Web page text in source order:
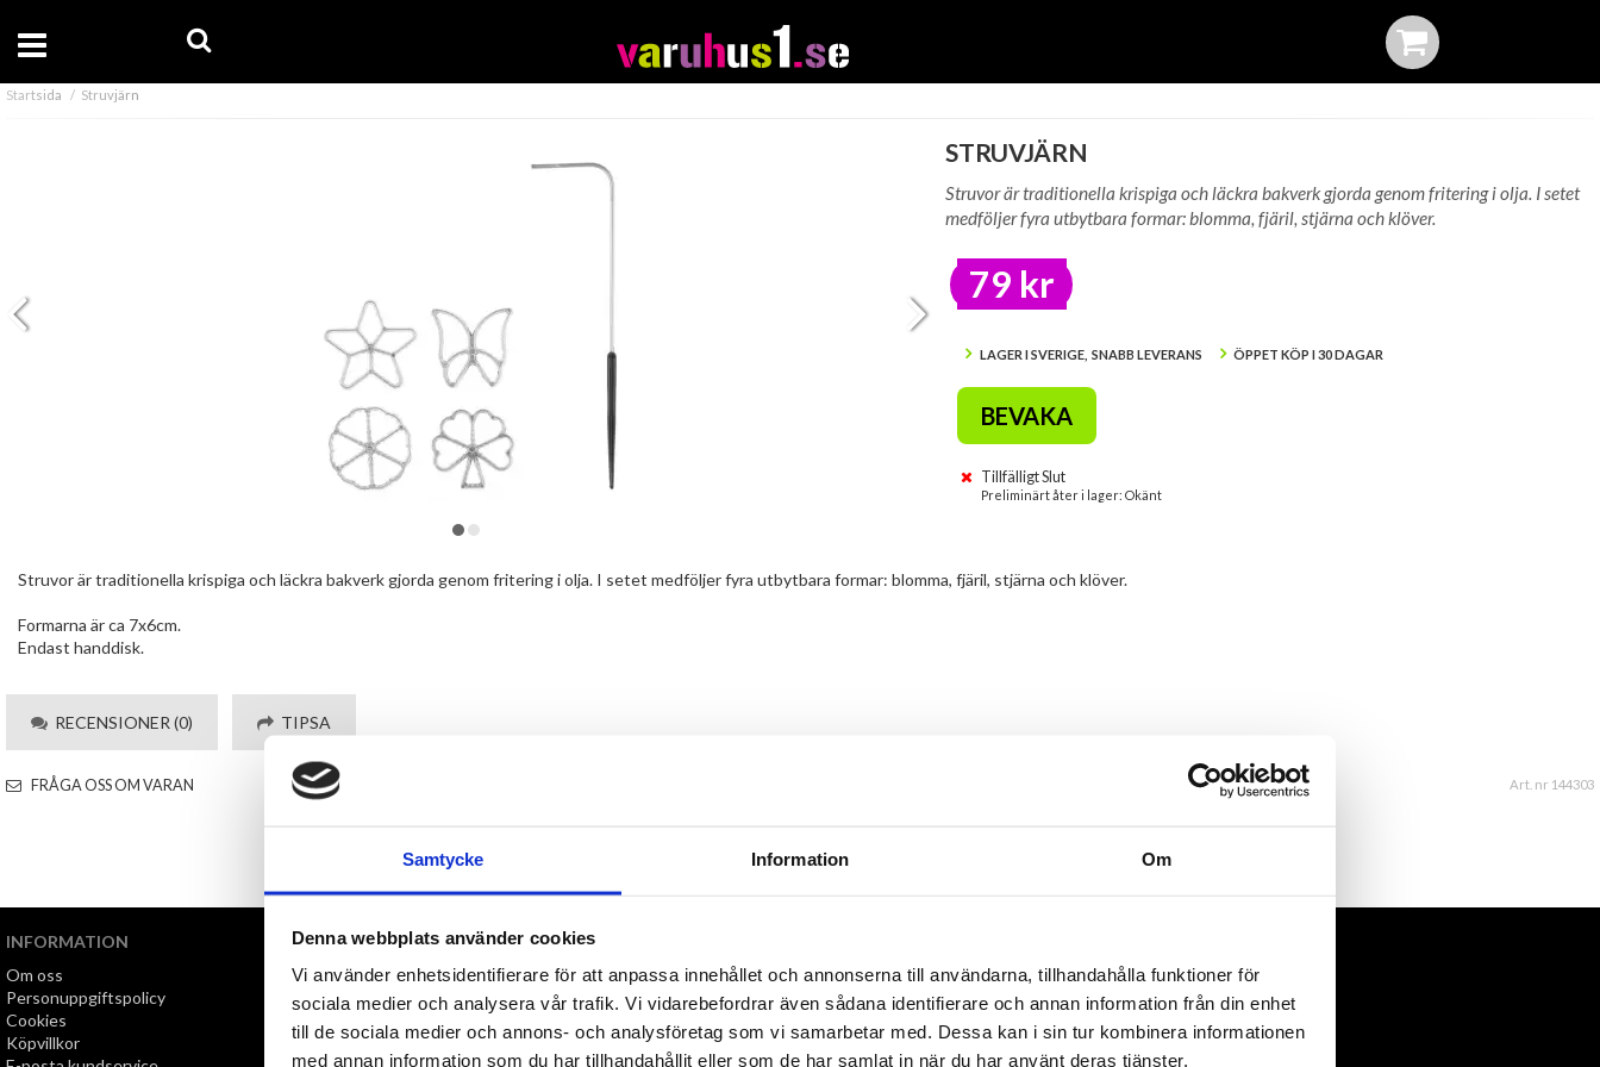
Samtycke Information Om
Denna webbplats använder cookies
Vi använder enhetsidentifierare för att anpassa innehållet och annonserna till användarna, tillhandahålla funktioner för
sociala medier och analysera vår trafik. Vi vidarebefordrar även sådana identifierare och annan information från din enhet
till de sociala medier och annons- och analysföretag som vi samarbetar med. Dessa kan i sin tur kombinera informationen
med annan information som du har tillhandahållit eller som de har samlat in när du har använt deras tjänster.
Startsida Struvjärn
STRUVJÄRN
Struvor är traditionella krispiga och läckra bakverk gjorda genom fritering i olja. I setet
medföljer fyra utbytbara formar: blomma, fjäril, stjärna och klöver.
79 kr
LAGER I SVERIGE, SNABB LEVERANS ÖPPET KÖP I 30 DAGAR
BEVAKA
Tillfälligt Slut
Preliminärt åter i lager: Okänt
Struvor är traditionella krispiga och läckra bakverk gjorda genom fritering i olja. I setet medföljer fyra utbytbara formar: blomma, fjäril, stjärna och klöver.
Formarna är ca 7x6cm.
Endast handdisk.
RECENSIONER (0) TIPSA
FRÅGA OSS OM VARAN Art. nr 144303
TILL TOPPEN
INFORMATION
Om oss
Personuppgiftspolicy
Cookies
Köpvillkor
VI ERBJUDER
Snabb leverans
Öppet köp i 30 dagar
LEVERANS
Lager i Sverige
Leverans med Postnord